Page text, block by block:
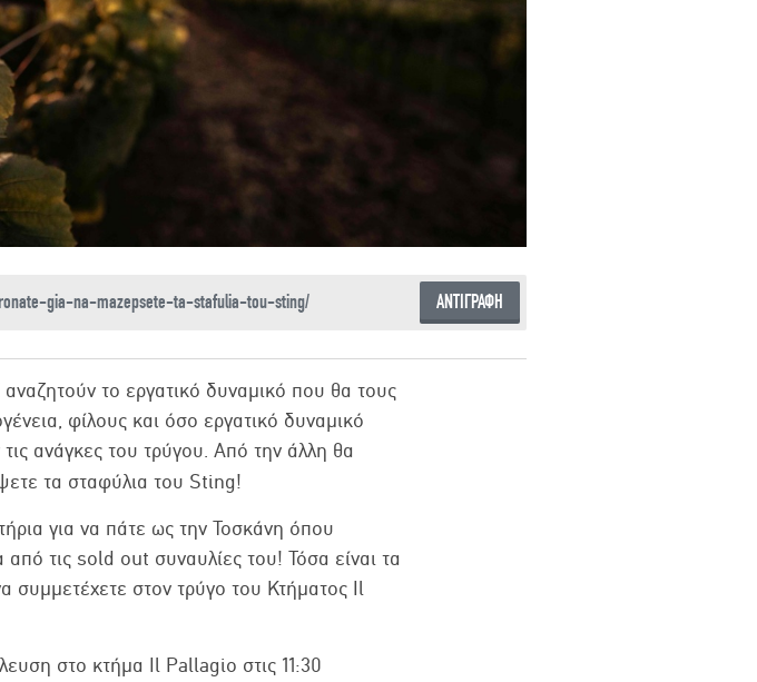
ΑΝΤΙΓΡΑΦΗ
το εργατικό δυναμικό που θα τους
φίλους και όσο εργατικό δυναμικό
ανάγκες του τρύγου. Από την άλλη θα
τα σταφύλια του Sting!
για να πάτε ως την Τοσκάνη όπου
από τις sold out συναυλίες του! Τόσα είναι τα
συμμετέχετε στον τρύγο του Κτήματος Il
στο κτήμα Il Pallagio στις 11:30